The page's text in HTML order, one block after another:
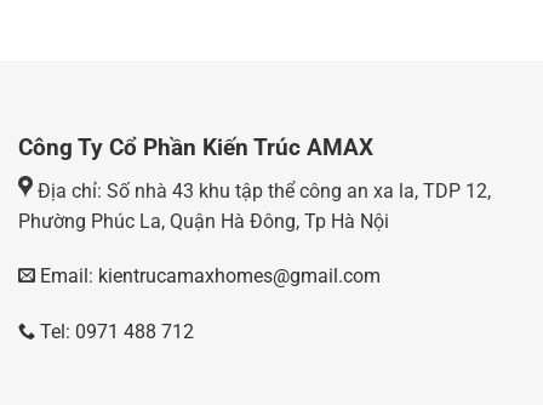
Công Ty Cổ Phần Kiến Trúc AMAX
Địa chỉ: Số nhà 43 khu tập thể công an xa la, TDP 12,
Phường Phúc La, Quận Hà Đông, Tp Hà Nội
Email: kientrucamaxhomes@gmail.com
Tel: 0971 488 712